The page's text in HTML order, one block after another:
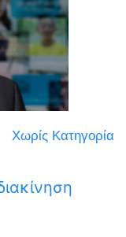
Χωρίς Κατηγορία